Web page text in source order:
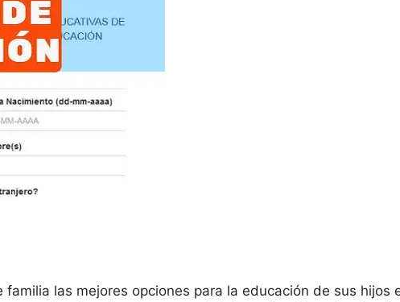
las mejores opciones para la educación de sus hijos